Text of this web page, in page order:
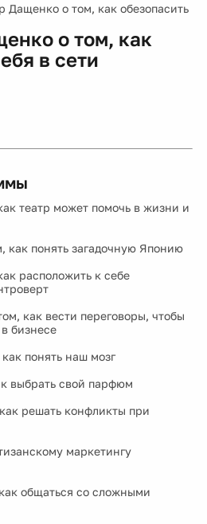
Дащенко о том, как обезопасить
о том, как
в сети
театр может помочь в жизни и
как понять загадочную Японию
расположить к себе
как вести переговоры, чтобы
бизнесе
понять наш мозг
выбрать свой парфюм
решать конфликты при
маркетингу
общаться со сложными